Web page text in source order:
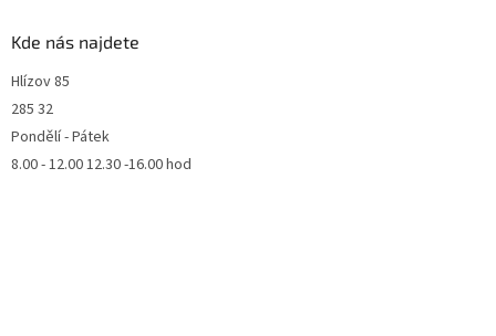
Kde nás najdete
Hlízov 85
285 32
Pondělí - Pátek
8.00 - 12.00 12.30 -16.00 hod